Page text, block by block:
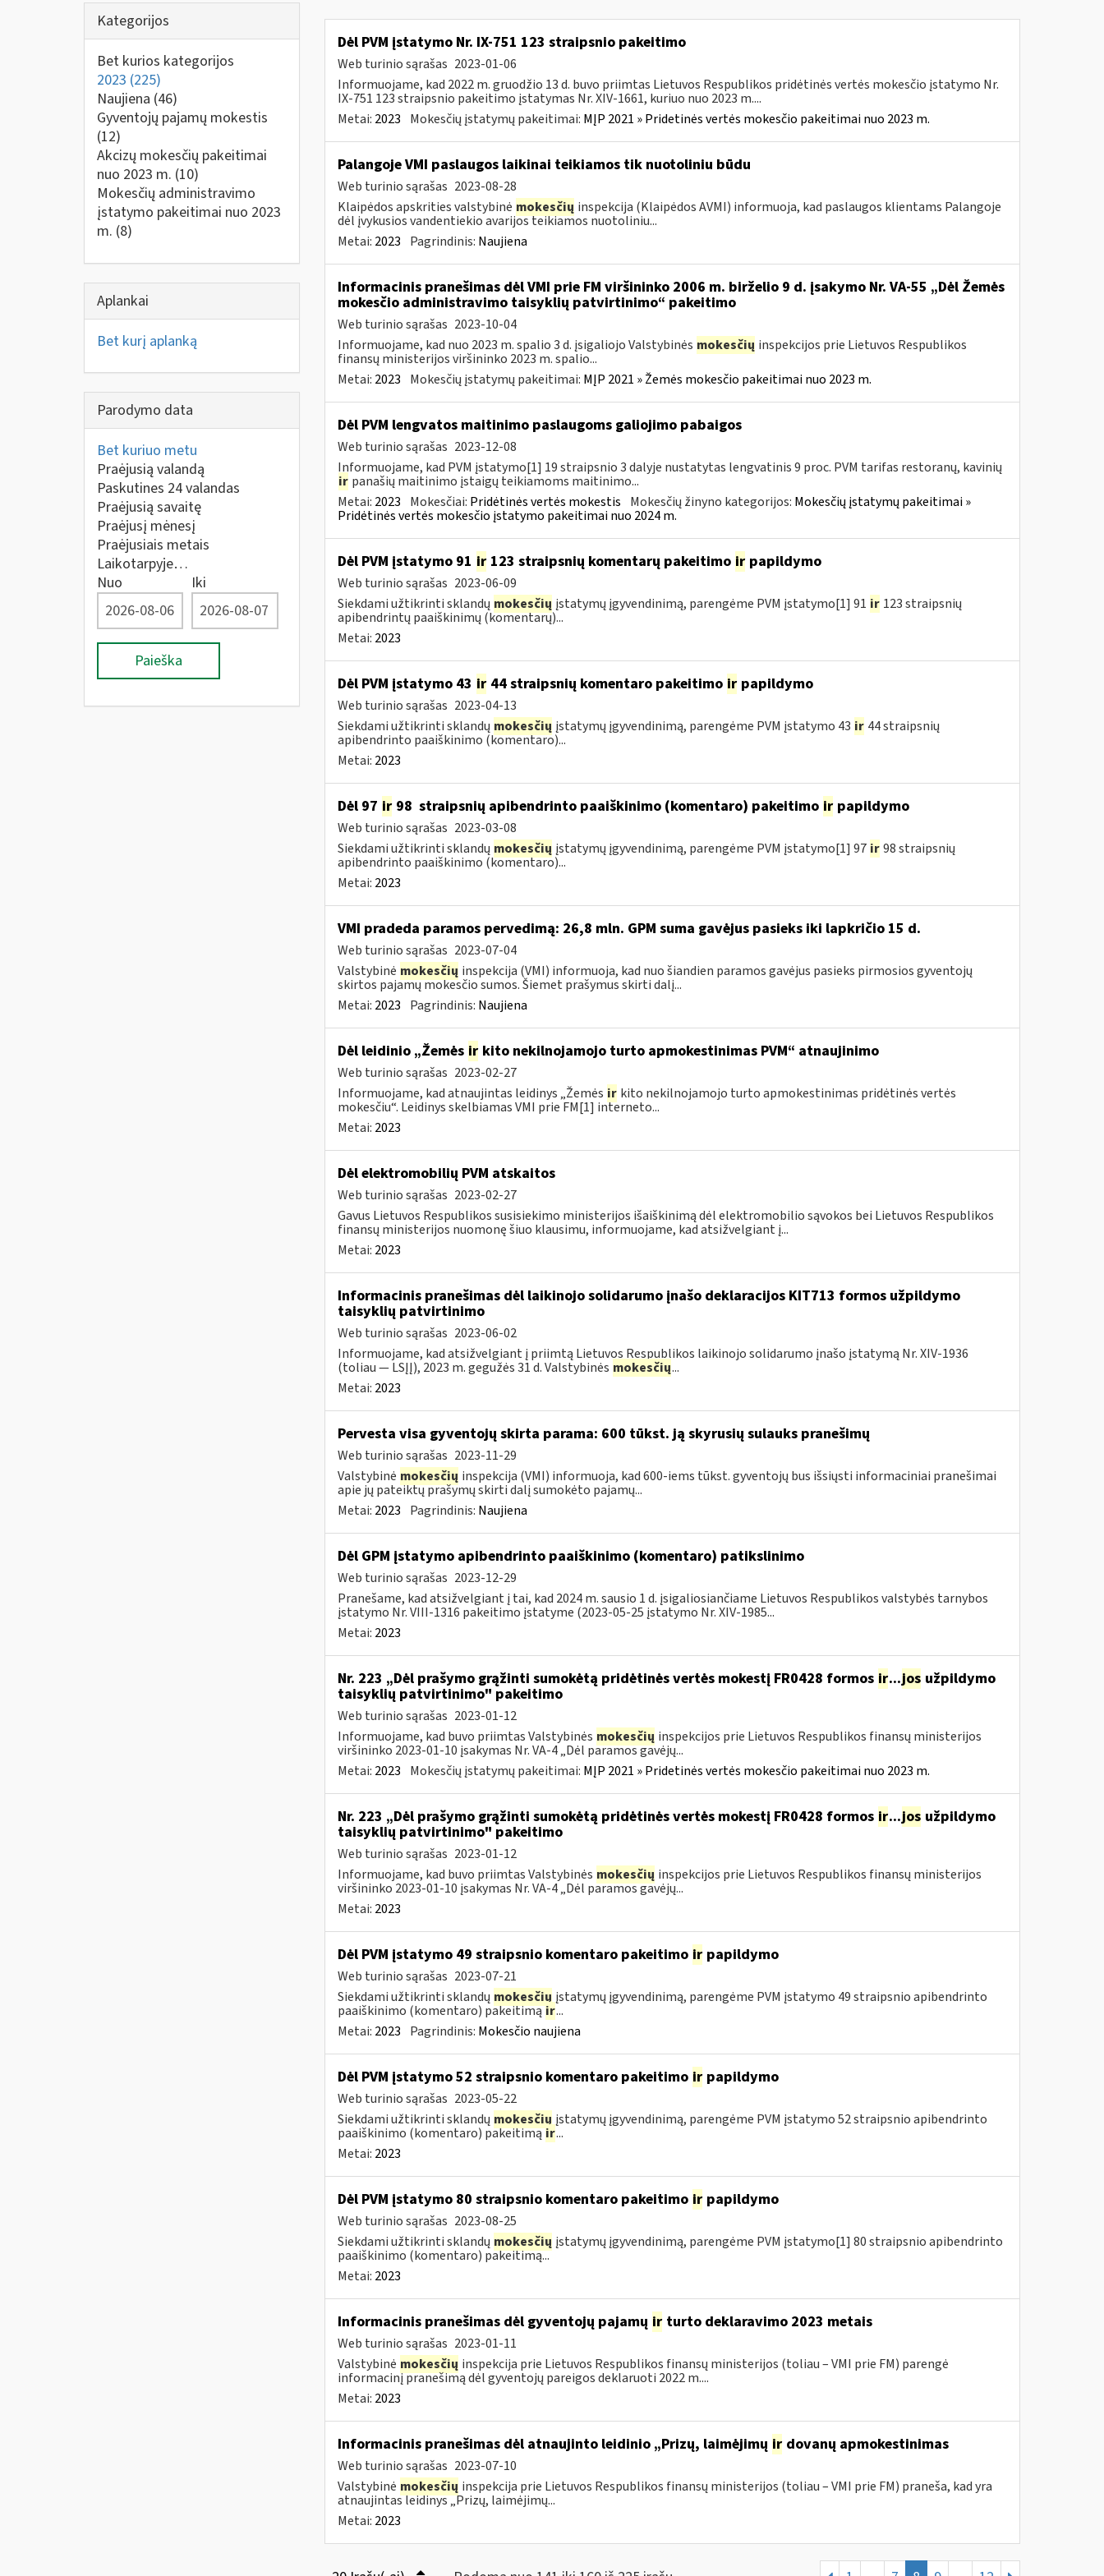
Kategorijos
Bet kurios kategorijos
2023 (225)
Naujiena (46)
Gyventojų pajamų mokestis
(12)
Akcizų mokesčių pakeitimai
nuo 2023 m. (10)
Mokesčių administravimo
įstatymo pakeitimai nuo 2023
m. (8)
Aplankai
Bet kurį aplanką
Parodymo data
Bet kuriuo metu
Praėjusią valandą
Paskutines 24 valandas
Praėjusią savaitę
Praėjusį mėnesį
Praėjusiais metais
Laikotarpyje…
Nuo
Iki
Paieška
Dėl PVM įstatymo Nr. IX-751 123 straipsnio pakeitimo
Web turinio sąrašas 2023-01-06
Informuojame, kad 2022 m. gruodžio 13 d. buvo priimtas Lietuvos Respublikos pridėtinės vertės mokesčio įstatymo Nr.
IX-751 123 straipsnio pakeitimo įstatymas Nr. XIV-1661, kuriuo nuo 2023 m....
Metai: 2023 Mokesčių įstatymų pakeitimai: MĮP 2021 » Pridetinės vertės mokesčio pakeitimai nuo 2023 m.
Palangoje VMI paslaugos laikinai teikiamos tik nuotoliniu būdu
Web turinio sąrašas 2023-08-28
Klaipėdos apskrities valstybinė mokesčių inspekcija (Klaipėdos AVMI) informuoja, kad paslaugos klientams Palangoje
dėl įvykusios vandentiekio avarijos teikiamos nuotoliniu...
Metai: 2023 Pagrindinis: Naujiena
Informacinis pranešimas dėl VMI prie FM viršininko 2006 m. birželio 9 d. įsakymo Nr. VA-55 „Dėl Žemės
mokesčio administravimo taisyklių patvirtinimo“ pakeitimo
Web turinio sąrašas 2023-10-04
Informuojame, kad nuo 2023 m. spalio 3 d. įsigaliojo Valstybinės mokesčių inspekcijos prie Lietuvos Respublikos
finansų ministerijos viršininko 2023 m. spalio...
Metai: 2023 Mokesčių įstatymų pakeitimai: MĮP 2021 » Žemės mokesčio pakeitimai nuo 2023 m.
Dėl PVM lengvatos maitinimo paslaugoms galiojimo pabaigos
Web turinio sąrašas 2023-12-08
Informuojame, kad PVM įstatymo[1] 19 straipsnio 3 dalyje nustatytas lengvatinis 9 proc. PVM tarifas restoranų, kavinių
ir panašių maitinimo įstaigų teikiamoms maitinimo...
Metai: 2023 Mokesčiai: Pridėtinės vertės mokestis Mokesčių žinyno kategorijos: Mokesčių įstatymų pakeitimai »
Pridėtinės vertės mokesčio įstatymo pakeitimai nuo 2024 m.
Dėl PVM įstatymo 91 ir123 straipsnių komentarų pakeitimo irpapildymo
Web turinio sąrašas 2023-06-09
Siekdami užtikrinti sklandų mokesčių įstatymų įgyvendinimą, parengėme PVM įstatymo[1] 91 ir 123 straipsnių
apibendrintų paaiškinimų (komentarų)...
Metai: 2023
Dėl PVM įstatymo 43 ir44 straipsnių komentaro pakeitimo irpapildymo
Web turinio sąrašas 2023-04-13
Siekdami užtikrinti sklandų mokesčių įstatymų įgyvendinimą, parengėme PVM įstatymo 43 ir 44 straipsnių
apibendrinto paaiškinimo (komentaro)...
Metai: 2023
Dėl 97 ir98 straipsnių apibendrinto paaiškinimo (komentaro) pakeitimo irpapildymo
Web turinio sąrašas 2023-03-08
Siekdami užtikrinti sklandų mokesčių įstatymų įgyvendinimą, parengėme PVM įstatymo[1] 97 ir 98 straipsnių
apibendrinto paaiškinimo (komentaro)...
Metai: 2023
VMI pradeda paramos pervedimą: 26,8 mln. GPM suma gavėjus pasieks iki lapkričio 15 d.
Web turinio sąrašas 2023-07-04
Valstybinė mokesčių inspekcija (VMI) informuoja, kad nuo šiandien paramos gavėjus pasieks pirmosios gyventojų
skirtos pajamų mokesčio sumos. Šiemet prašymus skirti dalį...
Metai: 2023 Pagrindinis: Naujiena
Dėl leidinio „Žemės irkito nekilnojamojo turto apmokestinimas PVM“ atnaujinimo
Web turinio sąrašas 2023-02-27
Informuojame, kad atnaujintas leidinys „Žemės ir kito nekilnojamojo turto apmokestinimas pridėtinės vertės
mokesčiu“. Leidinys skelbiamas VMI prie FM[1] interneto...
Metai: 2023
Dėl elektromobilių PVM atskaitos
Web turinio sąrašas 2023-02-27
Gavus Lietuvos Respublikos susisiekimo ministerijos išaiškinimą dėl elektromobilio sąvokos bei Lietuvos Respublikos
finansų ministerijos nuomonę šiuo klausimu, informuojame, kad atsižvelgiant į...
Metai: 2023
Informacinis pranešimas dėl laikinojo solidarumo įnašo deklaracijos KIT713 formos užpildymo
taisyklių patvirtinimo
Web turinio sąrašas 2023-06-02
Informuojame, kad atsižvelgiant į priimtą Lietuvos Respublikos laikinojo solidarumo įnašo įstatymą Nr. XIV-1936
(toliau — LSĮĮ), 2023 m. gegužės 31 d. Valstybinės mokesčių...
Metai: 2023
Pervesta visa gyventojų skirta parama: 600 tūkst. ją skyrusių sulauks pranešimų
Web turinio sąrašas 2023-11-29
Valstybinė mokesčių inspekcija (VMI) informuoja, kad 600-iems tūkst. gyventojų bus išsiųsti informaciniai pranešimai
apie jų pateiktų prašymų skirti dalį sumokėto pajamų...
Metai: 2023 Pagrindinis: Naujiena
Dėl GPM įstatymo apibendrinto paaiškinimo (komentaro) patikslinimo
Web turinio sąrašas 2023-12-29
Pranešame, kad atsižvelgiant į tai, kad 2024 m. sausio 1 d. įsigaliosiančiame Lietuvos Respublikos valstybės tarnybos
įstatymo Nr. VIII-1316 pakeitimo įstatyme (2023-05-25 įstatymo Nr. XIV-1985...
Metai: 2023
Nr. 223 „Dėl prašymo grąžinti sumokėtą pridėtinės vertės mokestį FR0428 formos ir...jos užpildymo
taisyklių patvirtinimo" pakeitimo
Web turinio sąrašas 2023-01-12
Informuojame, kad buvo priimtas Valstybinės mokesčių inspekcijos prie Lietuvos Respublikos finansų ministerijos
viršininko 2023-01-10 įsakymas Nr. VA-4 „Dėl paramos gavėjų...
Metai: 2023 Mokesčių įstatymų pakeitimai: MĮP 2021 » Pridetinės vertės mokesčio pakeitimai nuo 2023 m.
Nr. 223 „Dėl prašymo grąžinti sumokėtą pridėtinės vertės mokestį FR0428 formos ir...jos užpildymo
taisyklių patvirtinimo" pakeitimo
Web turinio sąrašas 2023-01-12
Informuojame, kad buvo priimtas Valstybinės mokesčių inspekcijos prie Lietuvos Respublikos finansų ministerijos
viršininko 2023-01-10 įsakymas Nr. VA-4 „Dėl paramos gavėjų...
Metai: 2023
Dėl PVM įstatymo 49 straipsnio komentaro pakeitimo irpapildymo
Web turinio sąrašas 2023-07-21
Siekdami užtikrinti sklandų mokesčių įstatymų įgyvendinimą, parengėme PVM įstatymo 49 straipsnio apibendrinto
paaiškinimo (komentaro) pakeitimąir...
Metai: 2023 Pagrindinis: Mokesčio naujiena
Dėl PVM įstatymo 52 straipsnio komentaro pakeitimo irpapildymo
Web turinio sąrašas 2023-05-22
Siekdami užtikrinti sklandų mokesčių įstatymų įgyvendinimą, parengėme PVM įstatymo 52 straipsnio apibendrinto
paaiškinimo (komentaro) pakeitimąir...
Metai: 2023
Dėl PVM įstatymo 80 straipsnio komentaro pakeitimo irpapildymo
Web turinio sąrašas 2023-08-25
Siekdami užtikrinti sklandų mokesčių įstatymų įgyvendinimą, parengėme PVM įstatymo[1] 80 straipsnio apibendrinto
paaiškinimo (komentaro) pakeitimą...
Metai: 2023
Informacinis pranešimas dėl gyventojų pajamų irturto deklaravimo 2023 metais
Web turinio sąrašas 2023-01-11
Valstybinė mokesčių inspekcija prie Lietuvos Respublikos finansų ministerijos (toliau – VMI prie FM) parengė
informacinį pranešimą dėl gyventojų pareigos deklaruoti 2022 m....
Metai: 2023
Informacinis pranešimas dėl atnaujinto leidinio „Prizų, laimėjimų irdovanų apmokestinimas
Web turinio sąrašas 2023-07-10
Valstybinė mokesčių inspekcija prie Lietuvos Respublikos finansų ministerijos (toliau – VMI prie FM) praneša, kad yra
atnaujintas leidinys „Prizų, laimėjimų...
Metai: 2023